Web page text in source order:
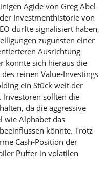
Ägide von Greg Abel
Investmenthistorie von
dürfte signalisiert haben,
zugunsten einer
Ausrichtung
könnte sich hieraus die
reinen Value-Investings
ein Stück weit der
Investoren sollten die
da die aggressive
wie Alphabet das
könnte. Trotz
Cash-Position der
Puffer in volatilen